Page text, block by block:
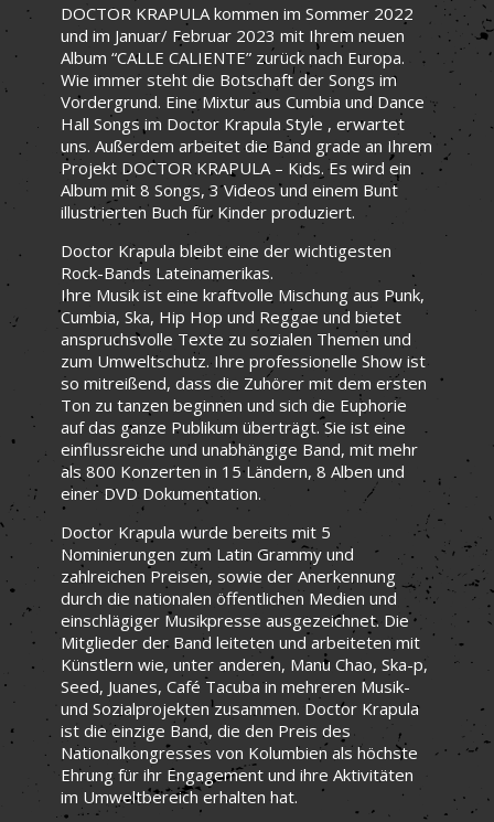
DOCTOR KRAPULA kommen im Sommer 2022
und im Januar/ Februar 2023 mit Ihrem neuen
Album “CALLE CALIENTE” zurück nach Europa.
Wie immer steht die Botschaft der Songs im
Vordergrund. Eine Mixtur aus Cumbia und Dance
Hall Songs im Doctor Krapula Style , erwartet
uns. Außerdem arbeitet die Band grade an Ihrem
Projekt DOCTOR KRAPULA – Kids. Es wird ein
Album mit 8 Songs, 3 Videos und einem Bunt
illustrierten Buch für Kinder produziert.
Doctor Krapula bleibt eine der wichtigesten
Rock-Bands Lateinamerikas.
Ihre Musik ist eine kraftvolle Mischung aus Punk,
Cumbia, Ska, Hip Hop und Reggae und bietet
anspruchsvolle Texte zu sozialen Themen und
zum Umweltschutz. Ihre professionelle Show ist
so mitreißend, dass die Zuhörer mit dem ersten
Ton zu tanzen beginnen und sich die Euphorie
auf das ganze Publikum überträgt. Sie ist eine
einflussreiche und unabhängige Band, mit mehr
als 800 Konzerten in 15 Ländern, 8 Alben und
einer DVD Dokumentation.
Doctor Krapula wurde bereits mit 5
Nominierungen zum Latin Grammy und
zahlreichen Preisen, sowie der Anerkennung
durch die nationalen öffentlichen Medien und
einschlägiger Musikpresse ausgezeichnet. Die
Mitglieder der Band leiteten und arbeiteten mit
Künstlern wie, unter anderen, Manu Chao, Ska-p,
Seed, Juanes, Café Tacuba in mehreren Musik-
und Sozialprojekten zusammen. Doctor Krapula
ist die einzige Band, die den Preis des
Nationalkongresses von Kolumbien als höchste
Ehrung für ihr Engagement und ihre Aktivitäten
im Umweltbereich erhalten hat.